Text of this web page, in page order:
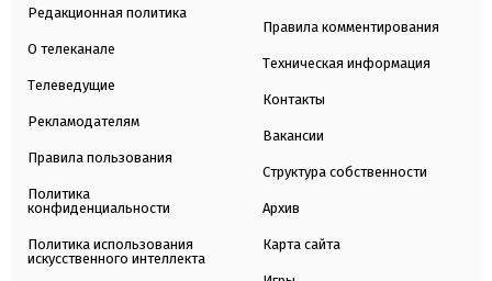
Редакционная политика
О телеканале
Телеведущие
Рекламодателям
Правила пользования
Политика
конфиденциальности
Политика использования
искусственного интеллекта
Правила комментирования
Техническая информация
Контакты
Вакансии
Структура собственности
Архив
Карта сайта